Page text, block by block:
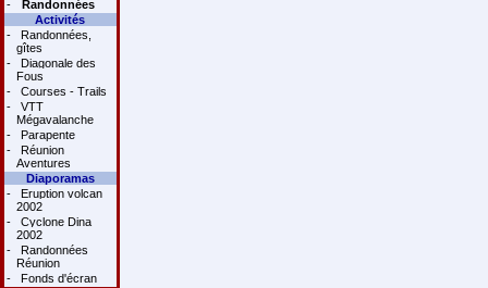
-
Randonnées
Activités
-
Randonnées,
gîtes
-
Diagonale des
Fous
-
Courses - Trails
-
VTT
Mégavalanche
-
Parapente
-
Réunion
Aventures
Diaporamas
-
Eruption volcan
2002
-
Cyclone Dina
2002
-
Randonnées
Réunion
-
Fonds d'écran